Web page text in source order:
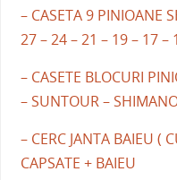
– CASETA 9 PINIOANE
27 – 24 – 21 – 19 – 17
– CASETE BLOCURI
– SUNTOUR –
– CERC JANTA BAIEU (
CAPSATE + BAIEU